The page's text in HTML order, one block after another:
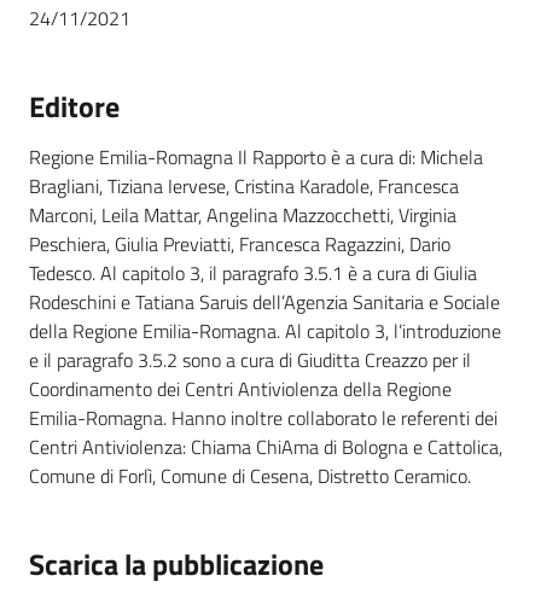
24/11/2021
Editore
Regione Emilia-Romagna Il Rapporto è a cura di: Michela
Bragliani, Tiziana Iervese, Cristina Karadole, Francesca
Marconi, Leila Mattar, Angelina Mazzocchetti, Virginia
Peschiera, Giulia Previatti, Francesca Ragazzini, Dario
Tedesco. Al capitolo 3, il paragrafo 3.5.1 è a cura di Giulia
Rodeschini e Tatiana Saruis dell’Agenzia Sanitaria e Sociale
della Regione Emilia-Romagna. Al capitolo 3, l’introduzione
e il paragrafo 3.5.2 sono a cura di Giuditta Creazzo per il
Coordinamento dei Centri Antiviolenza della Regione
Emilia-Romagna. Hanno inoltre collaborato le referenti dei
Centri Antiviolenza: Chiama ChiAma di Bologna e Cattolica,
Comune di Forlì, Comune di Cesena, Distretto Ceramico.
Scarica la pubblicazione